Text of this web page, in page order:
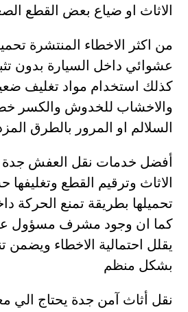
الاثاث او ضياع بعض القطع
من اكثر الاخطاء المنتشرة
عشوائي داخل السيارة بدون
كذلك استخدام مواد تغليف
والاخشاب للخدوش والكسر
السلالم او المرور بالطرق
أفضل خدمات نقل العفش جدة
الاثاث وترقيم القطع
تحميلها بطريقة تمنع الحركة
كما ان وجود مشرف مسؤول
يقلل احتمالية الاخطاء ويضمن
بشكل منظم
نقل أثاث آمن جدة يحتاج الي